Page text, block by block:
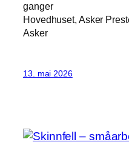
ganger
Hovedhuset, Asker
Asker
13. mai 2026